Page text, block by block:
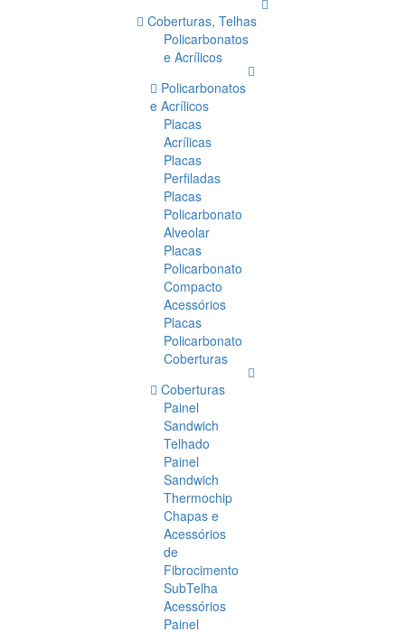
Coberturas, Telhas
Policarbonatos
e Acrílicos
Policarbonatos
e Acrílicos
Placas
Acrílicas
Placas
Perfiladas
Placas
Policarbonato
Alveolar
Placas
Policarbonato
Compacto
Acessórios
Placas
Policarbonato
Coberturas
Coberturas
Painel
Sandwich
Telhado
Painel
Sandwich
Thermochip
Chapas e
Acessórios
de
Fibrocimento
SubTelha
Acessórios
Painel